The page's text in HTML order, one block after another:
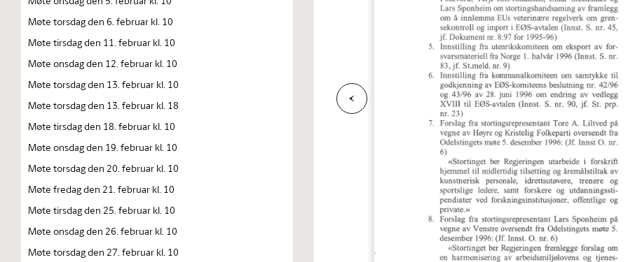
Møte torsdag den 6. februar kl. 10
Møte tirsdag den 11. februar kl. 10
Møte onsdag den 12. februar kl. 10
Møte torsdag den 13. februar kl. 10
Møte torsdag den 13. februar kl. 18
Møte tirsdag den 18. februar kl. 10
Møte onsdag den 19. februar kl. 10
Møte torsdag den 20. februar kl. 10
Møte fredag den 21. februar kl. 10
Møte tirsdag den 25. februar kl. 10
Møte onsdag den 26. februar kl. 10
Møte torsdag den 27. februar kl. 10
F
o
rr
i
g
e
s
i
de